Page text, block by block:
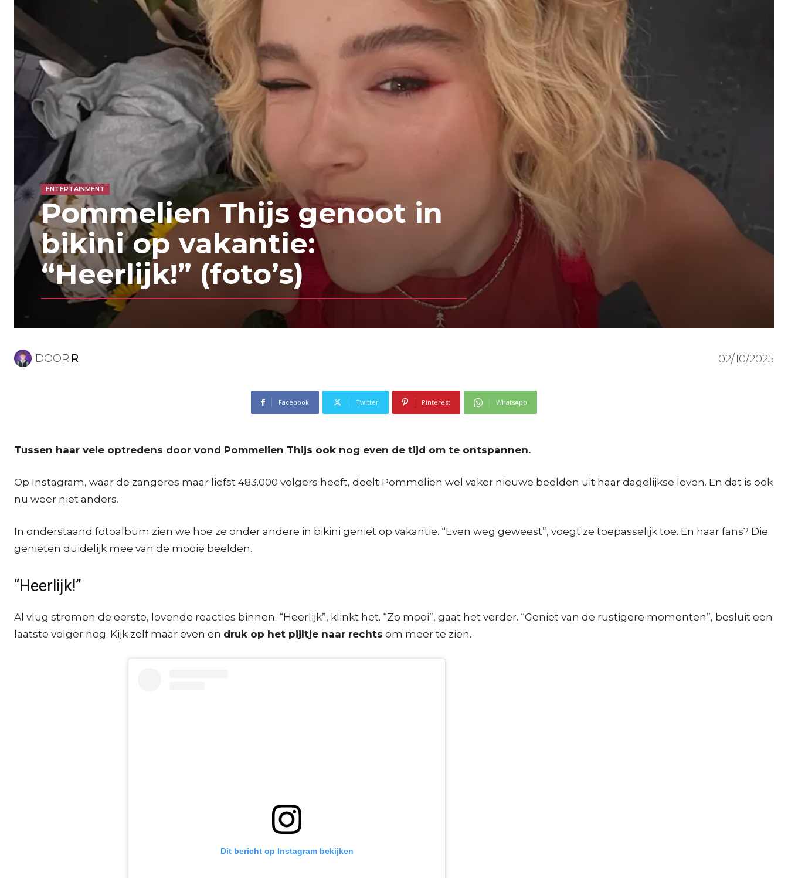
ENTERTAINMENT
Pommelien Thijs genoot in
bikini op vakantie:
“Heerlijk!” (foto’s)
DOOR R 02/10/2025
Facebook Twitter Pinterest WhatsApp
Tussen haar vele optredens door vond Pommelien Thijs ook nog even de tijd om te ontspannen.
Op Instagram, waar de zangeres maar liefst 483.000 volgers heeft, deelt Pommelien wel vaker nieuwe beelden uit haar dagelijkse leven. En dat is ook
nu weer niet anders.
In onderstaand fotoalbum zien we hoe ze onder andere in bikini geniet op vakantie. “Even weg geweest”, voegt ze toepasselijk toe. En haar fans? Die
genieten duidelijk mee van de mooie beelden.
“Heerlijk!”
Al vlug stromen de eerste, lovende reacties binnen. “Heerlijk”, klinkt het. “Zo mooi”, gaat het verder. “Geniet van de rustigere momenten”, besluit een
laatste volger nog. Kijk zelf maar even en druk op het pijltje naar rechts om meer te zien.
Dit bericht op Instagram bekijken